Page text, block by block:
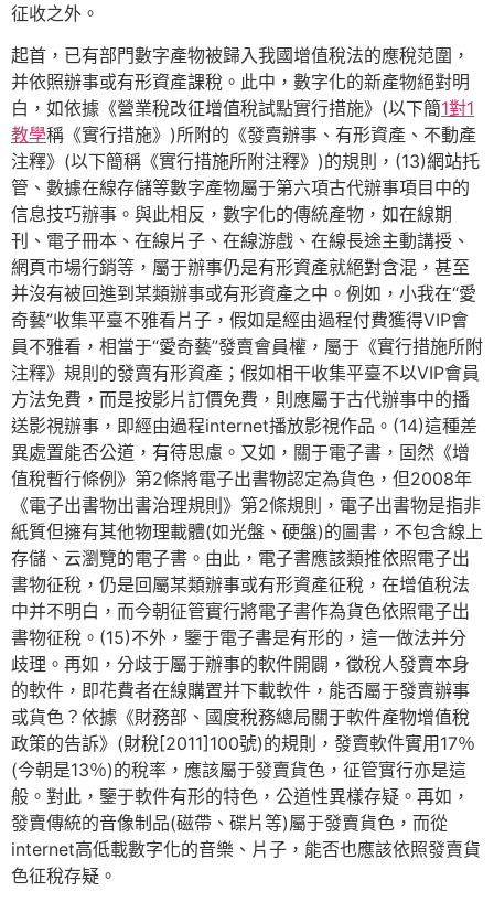
征收之外。
起首，已有部門數字產物被歸入我國增值稅法的應稅范圍，
并依照辦事或有形資產課稅。此中，數字化的新產物絕對明
白，如依據《營業稅改征增值稅試點實行措施》(以下簡1對1
教學稱《實行措施》)所附的《發賣辦事、有形資產、不動產
注釋》(以下簡稱《實行措施所附注釋》)的規則，(13)網站托
管、數據在線存儲等數字產物屬于第六項古代辦事項目中的
信息技巧辦事。與此相反，數字化的傳統產物，如在線期
刊、電子冊本、在線片子、在線游戲、在線長途主動講授、
網頁市場行銷等，屬于辦事仍是有形資產就絕對含混，甚至
并沒有被回進到某類辦事或有形資產之中。例如，小我在“愛
奇藝”收集平臺不雅看片子，假如是經由過程付費獲得VIP會
員不雅看，相當于“愛奇藝”發賣會員權，屬于《實行措施所附
注釋》規則的發賣有形資產；假如相干收集平臺不以VIP會員
方法免費，而是按影片訂價免費，則應屬于古代辦事中的播
送影視辦事，即經由過程internet播放影視作品。(14)這種差
異處置能否公道，有待思慮。又如，關于電子書，固然《增
值稅暫行條例》第2條將電子出書物認定為貨色，但2008年
《電子出書物出書治理規則》第2條規則，電子出書物是指非
紙質但擁有其他物理載體(如光盤、硬盤)的圖書，不包含線上
存儲、云瀏覽的電子書。由此，電子書應該類推依照電子出
書物征稅，仍是回屬某類辦事或有形資產征稅，在增值稅法
中并不明白，而今朝征管實行將電子書作為貨色依照電子出
書物征稅。(15)不外，鑒于電子書是有形的，這一做法并分
歧理。再如，分歧于屬于辦事的軟件開闢，徵稅人發賣本身
的軟件，即花費者在線購置并下載軟件，能否屬于發賣辦事
或貨色？依據《財務部、國度稅務總局關于軟件產物增值稅
政策的告訴》(財稅[2011]100號)的規則，發賣軟件實用17％
(今朝是13％)的稅率，應該屬于發賣貨色，征管實行亦是這
般。對此，鑒于軟件有形的特色，公道性異樣存疑。再如，
發賣傳統的音像制品(磁帶、碟片等)屬于發賣貨色，而從
internet高低載數字化的音樂、片子，能否也應該依照發賣貨
色征稅存疑。